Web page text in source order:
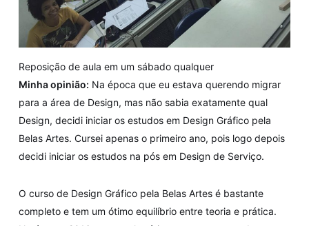
Reposição de aula em um sábado qualquer
Minha opinião: Na época que eu estava querendo migrar
para a área de Design, mas não sabia exatamente qual
Design, decidi iniciar os estudos em Design Gráfico pela
Belas Artes. Cursei apenas o primeiro ano, pois logo depois
decidi iniciar os estudos na pós em Design de Serviço.
O curso de Design Gráfico pela Belas Artes é bastante
completo e tem um ótimo equilíbrio entre teoria e prática.